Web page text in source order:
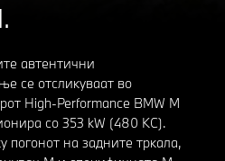
автентични
се отсликуваат во
High-Performance BMW M
со 353 kW (480 КС).
погонот на задните тркала,